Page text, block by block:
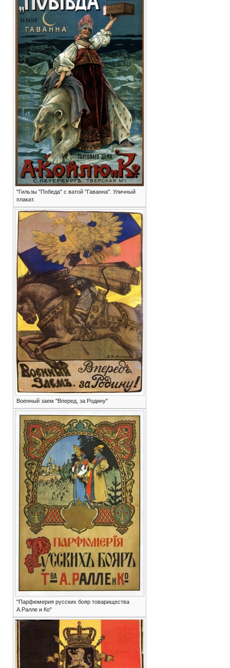
"Гильзы "Победа" с ватой "Гаванна". Уличный
плакат.
Военный заем "Вперед, за Родину"
"Парфюмерия русских бояр товарищества
А.Ралле и Ко"